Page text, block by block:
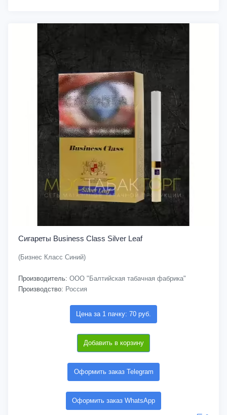
Сигареты Business Class Silver Leaf
(Бизнес Класс Синий)
Производитель: ООО "Балтийская табачная фабрика"
Производство: Россия
Цена за 1 пачку: 70 руб.
Добавить в корзину
Оформить заказ Telegram
Оформить заказ WhatsApp